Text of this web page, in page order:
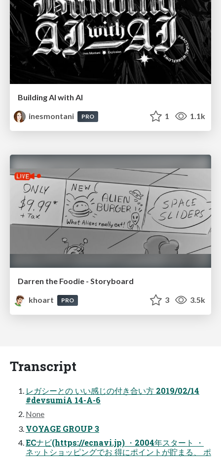
Building AI with AI
inesmontani
PRO 1 1.1k
Darren the Foodie - Storyboard
khoart
PRO 3 3.5k
Transcript
レガシーとの いい感じの付き合い方 2019/02/14
#devsumiA 14-A-6
None
VOYAGE GROUP 3
ECナビ(https://ecnavi.jp) ・2004年スタート ・
ネットショッピングでお 得にポイントが貯まる、 ポ